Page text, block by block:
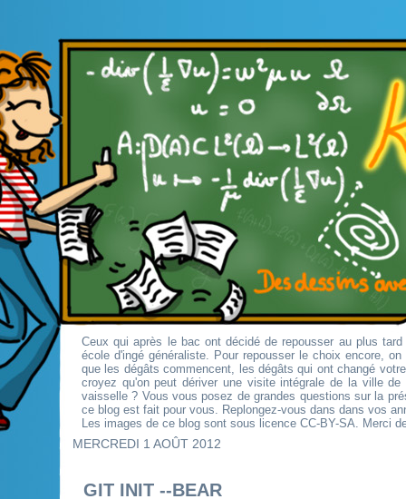
Ceux qui après le bac ont décidé de repousser au plus
école d'ingé généraliste. Pour repousser le choix encore,
que les dégâts commencent, les dégâts qui ont changé
croyez qu'on peut dériver une visite intégrale de la ville
vaisselle ? Vous vous posez de grandes questions sur la
ce blog est fait pour vous. Replongez-vous dans dans vos
Les images de ce blog sont sous licence CC-BY-SA. Merci
MERCREDI 1 AOÛT 2012
GIT INIT --BEAR